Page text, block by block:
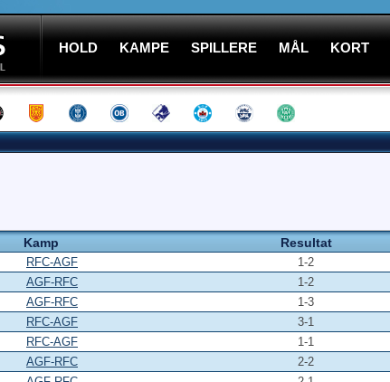
HOLD KAMPE SPILLERE MÅL KORT
Kamp Resultat
RFC-AGF
1-2
AGF-RFC
1-2
AGF-RFC
1-3
RFC-AGF
3-1
RFC-AGF
1-1
AGF-RFC
2-2